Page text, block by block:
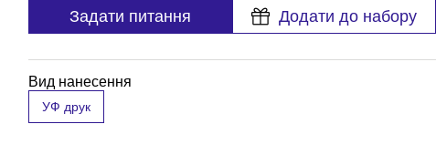
Задати питання Додати до набору
Вид нанесення
УФ друк